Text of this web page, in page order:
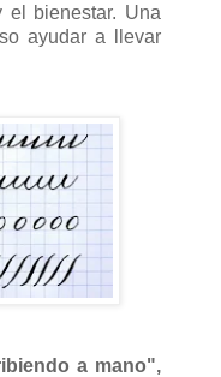
el bienestar. Una
ayudar a llevar
a mano",